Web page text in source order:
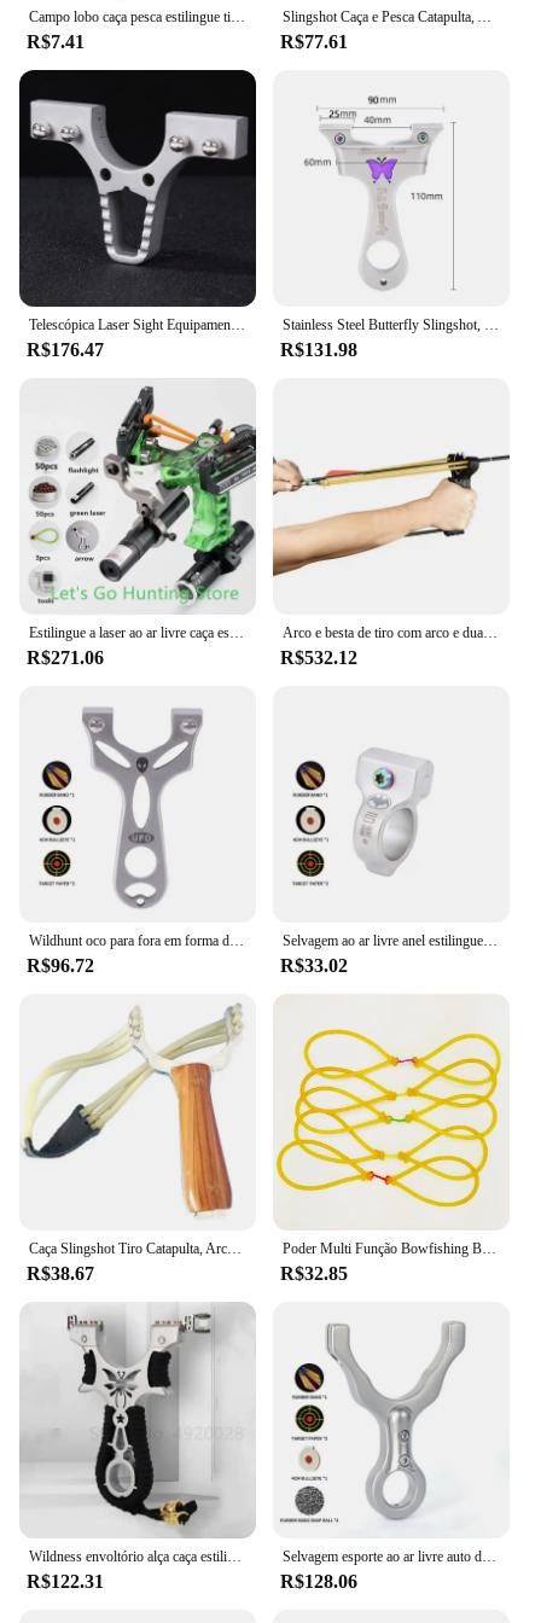
Campo lobo caça pesca estilingue tiro catapulta arco flecha resto arco estilingue tiro catapulta besta parafuso tiro peixe
R$7.41
Slingshot Caça e Pesca Catapulta, Arco Arrow Brush, Sling Shot Catapult, Parafuso besta, Peixe, 2023, Novo
R$77.61
Telescópica Laser Sight Equipamento de Tiro, Catapult Hunting Slingshot, Alta Precisão, Poderoso, Besta, Arrow Launcher
R$176.47
Stainless Steel Butterfly Slingshot, Caça ao ar livre, Bestas, Spring Sling, Tirachinas Tiro
R$131.98
R$271.06
Arco e besta de tiro com arco e duas seções de carbono misto, fácil de transportar, alta precisão, besta poderosa
R$532.12
R$96.72
Selvagem ao ar livre anel estilingue sobrevivência auto defesa grande poderosa catapulta mini caça profissional estilingues besta
R$33.02
R$38.67
Poder Multi Função Bowfishing Besta, Bestas de caça, Slingshot Composto Bow, Profissional Adulto Precision Sling
R$32.85
R$122.31
Selvagem esporte ao ar livre auto defesa sobrevivência estilingue de aço inoxidável alta poderosa besta alta precisão estilingue catapulta
R$128.06